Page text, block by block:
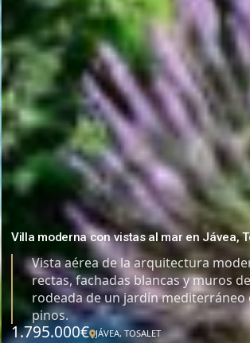
Villa moderna con vistas al mar en Jávea,
Vista aérea de la arquitectura
rectas, fachadas blancas y muros
rodeada de un jardín mediterráneo
pinos.
1.795.000€ JÁVEA, TOSALET